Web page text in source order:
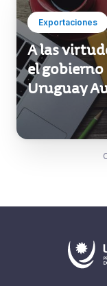
Exportaciones
A las
el gobierno
Uruguay